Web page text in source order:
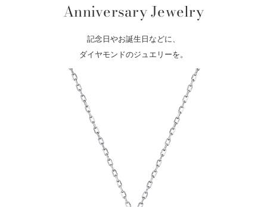
Anniversary Jewelry
記念日やお誕生日などに、
ダイヤモンドのジュエリーを。